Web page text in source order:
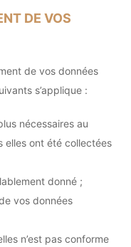
DE VOS
de vos données
s’applique :
nécessaires au
elles ont été collectées
donné ;
vos données
n’est pas conforme